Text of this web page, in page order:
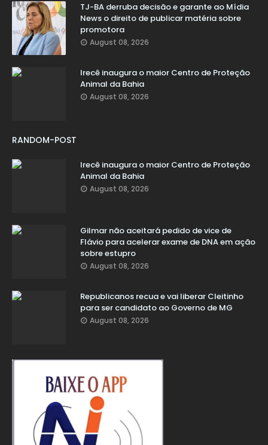
TJ-BA derruba decisão e garante ao Mídia
News o direito de publicar matéria sobre
promotora
August 08, 2026
Irecê inaugura o maior Centro de Proteção
Animal da Bahia
August 08, 2026
RANDOM-POST
Irecê inaugura o maior Centro de Proteção
Animal da Bahia
August 08, 2026
Gilmar não aceitará pedido de vice de
Flávio para acelerar exame de DNA em ação
sobre estupro
August 08, 2026
Republicanos recua e vai liberar Cleitinho
para ser candidato ao Governo de MG
August 08, 2026